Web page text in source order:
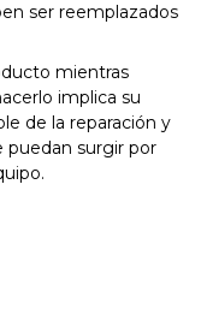
ser reemplazados
mientras
implica su
de la reparación y
puedan surgir por
realizar